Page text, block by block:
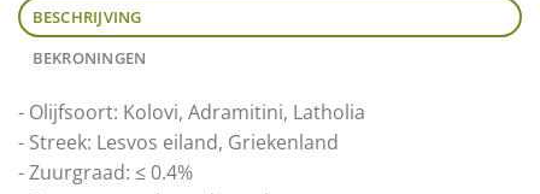
BESCHRIJVING
BEKRONINGEN
- Olijfsoort: Kolovi, Adramitini, Latholia
- Streek: Lesvos eiland, Griekenland
- Zuurgraad: ≤ 0.4%